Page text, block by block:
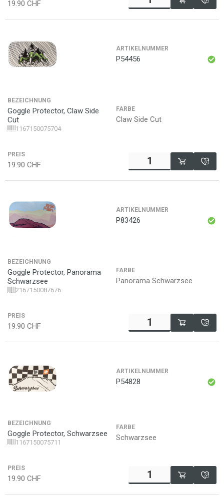
19.90 CHF
ARTIKELNUMMER
P54456
BEZEICHNUNG
Goggle Protector, Claw Side
Cut
1167150075704
FARBE
Claw Side Cut
PREIS
19.90 CHF
ARTIKELNUMMER
P83426
BEZEICHNUNG
Goggle Protector, Panorama
Schwarzsee
2167150087676
FARBE
Panorama Schwarzsee
PREIS
19.90 CHF
ARTIKELNUMMER
P54828
BEZEICHNUNG
Goggle Protector, Schwarzsee
1167150075711
FARBE
Schwarzsee
PREIS
19.90 CHF